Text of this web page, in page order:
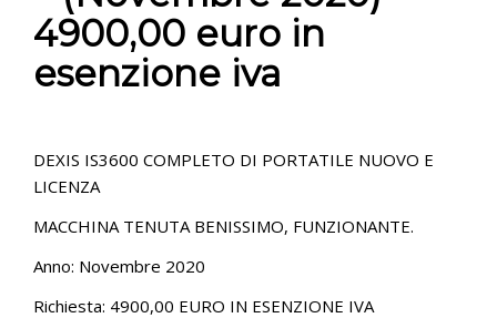
4900,00 euro in
esenzione iva
DEXIS IS3600 COMPLETO DI PORTATILE NUOVO E
LICENZA
MACCHINA TENUTA BENISSIMO, FUNZIONANTE.
Anno: Novembre 2020
Richiesta: 4900,00 EURO IN ESENZIONE IVA